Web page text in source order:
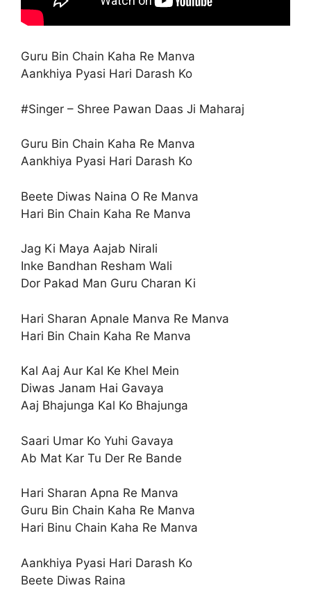
Guru Bin Chain Kaha Re Manva
Aankhiya Pyasi Hari Darash Ko
#Singer – Shree Pawan Daas Ji Maharaj
Guru Bin Chain Kaha Re Manva
Aankhiya Pyasi Hari Darash Ko
Beete Diwas Naina O Re Manva
Hari Bin Chain Kaha Re Manva
Jag Ki Maya Aajab Nirali
Inke Bandhan Resham Wali
Dor Pakad Man Guru Charan Ki
Hari Sharan Apnale Manva Re Manva
Hari Bin Chain Kaha Re Manva
Kal Aaj Aur Kal Ke Khel Mein
Diwas Janam Hai Gavaya
Aaj Bhajunga Kal Ko Bhajunga
Saari Umar Ko Yuhi Gavaya
Ab Mat Kar Tu Der Re Bande
Hari Sharan Apna Re Manva
Guru Bin Chain Kaha Re Manva
Hari Binu Chain Kaha Re Manva
Aankhiya Pyasi Hari Darash Ko
Beete Diwas Raina